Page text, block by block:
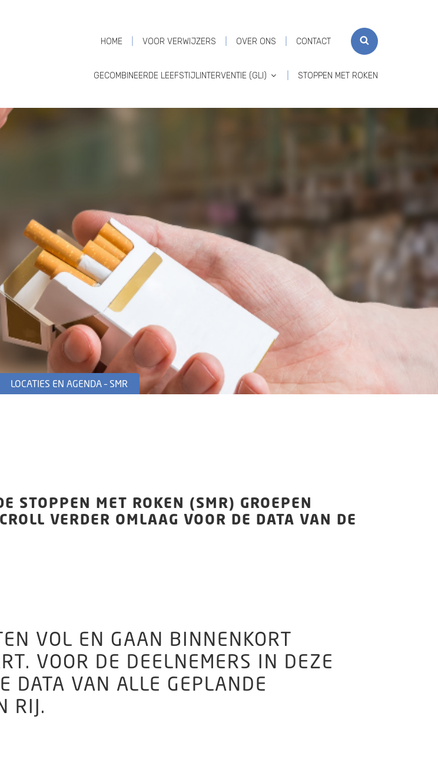
HOME VOOR VERWIJZERS OVER ONS CONTACT
GECOMBINEERDE LEEFSTIJLINTERVENTIE (GLI) STOPPEN MET ROKEN
SEARCH
LOCATIES EN AGENDA – SMR
STOPPEN MET ROKEN (SMR) GROEPEN
VERDER OMLAAG VOOR DE DATA VAN DE
VOL EN GAAN BINNENKORT
VOOR DE DEELNEMERS IN DEZE
DATA VAN ALLE GEPLANDE
RIJ.